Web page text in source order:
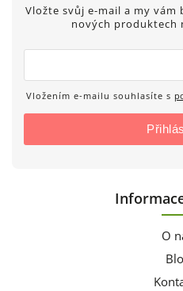
Vložte svůj e-mail a my vám
nových produktech
Vložením e-mailu souhlasíte s
O